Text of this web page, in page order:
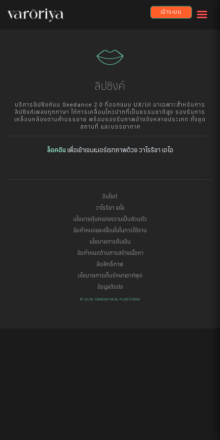
เข้าระบบ
lips
ลิปซิงค์
บริการลิปซิงค์บน Seedance 2.0 ที่ออกแบบ UX/UI มาเฉพาะสำหรับการ
ลิปซิงค์เพลงทุกภาษา ให้การเคลื่อนไหวปากที่เป็นธรรมชาติสูง รองรับการ
เคลื่อนกล้องตามคำบรรยาย พร้อมรองรับภาพอ้างอิงหลายประเภท ทั้งชุด
สถานที่ และบรรยากาศ
ล็อคอิน เพื่อเข้าเจนเนอร์เรทภาพด้วย วาโรริยา เอไอ
อินไซท์
วาโรริยา เอไอ
นโยบายคุ้มครองความเป็นส่วนตัว
ข้อกำหนดและเงื่อนไขในการใช้งาน
นโยบายการคืนเงิน
ข้อกำหนดด้านการสร้างเนื้อหา
ลิขสิทธิ์ภาพ
นโยบายการเก็บรักษาเอาท์พุต
ข้อมูลติดต่อ
© 2026 VARORIYA AI PLATFORM